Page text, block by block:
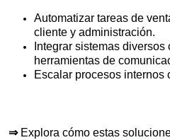
Automatizar tareas de
cliente y administración.
Integrar sistemas diversos
herramientas de
Escalar procesos internos
⇒ Explora cómo estas